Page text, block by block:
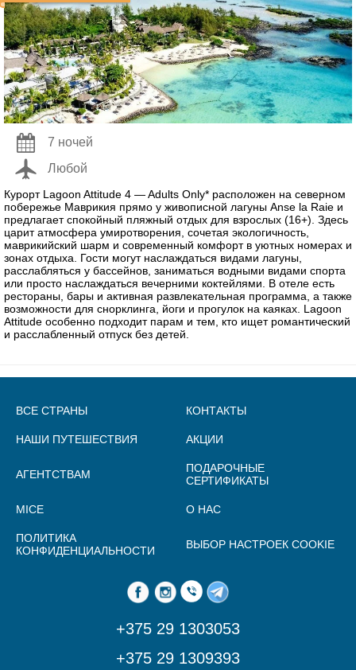
7 ночей
Любой
Курорт Lagoon Attitude 4 — Adults Only* расположен на северном
побережье Маврикия прямо у живописной лагуны Anse la Raie и
предлагает спокойный пляжный отдых для взрослых (16+). Здесь
царит атмосферa умиротворения, сочетая экологичность,
маврикийский шарм и современный комфорт в уютных номерах и
зонах отдыха. Гости могут наслаждаться видами лагуны,
расслабляться у бассейнов, заниматься водными видами спорта
или просто наслаждаться вечерними коктейлями. В отеле есть
рестораны, бары и активная развлекательная программа, а также
возможности для снорклинга, йоги и прогулок на каяках. Lagoon
Attitude особенно подходит парам и тем, кто ищет романтический
и расслабленный отпуск без детей.
ВСЕ СТРАНЫ КОНТАКТЫ
НАШИ ПУТЕШЕСТВИЯ АКЦИИ
АГЕНТСТВАМ
ПОДАРОЧНЫЕ
СЕРТИФИКАТЫ
MICE О НАС
ПОЛИТИКА
КОНФИДЕНЦИАЛЬНОСТИ
ВЫБОР НАСТРОЕК COOKIE
+375 29 1303053
+375 29 1309393